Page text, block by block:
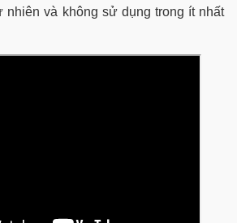
nhiên và không sử dụng trong ít nhất